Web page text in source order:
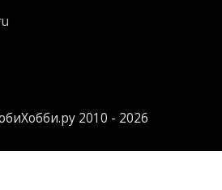
2010 - 2026